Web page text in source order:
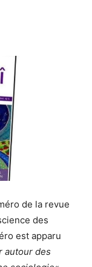
de la revue
des
est apparu
autour des